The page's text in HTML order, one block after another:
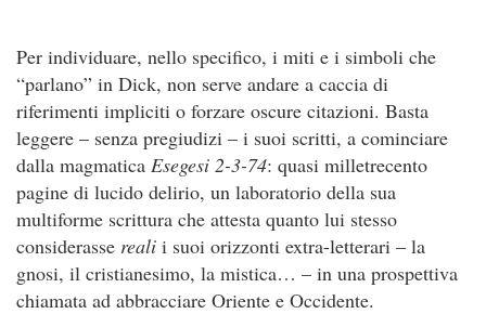
Per individuare, nello specifico, i miti e i simboli che
“parlano” in Dick, non serve andare a caccia di
riferimenti impliciti o forzare oscure citazioni. Basta
leggere – senza pregiudizi – i suoi scritti, a cominciare
dalla magmatica Esegesi 2-3-74: quasi milletrecento
pagine di lucido delirio, un laboratorio della sua
multiforme scrittura che attesta quanto lui stesso
considerasse reali i suoi orizzonti extra-letterari – la
gnosi, il cristianesimo, la mistica… – in una prospettiva
chiamata ad abbracciare Oriente e Occidente.